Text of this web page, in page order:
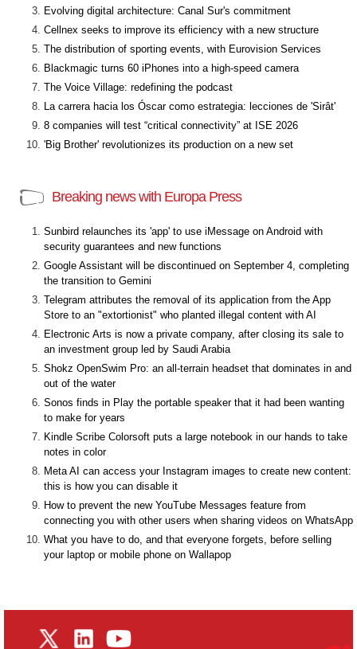
Evolving digital architecture: Canal Sur's commitment
Cellnex seeks to improve its efficiency with a new structure
The distribution of sporting events, with Eurovision Services
Blackmagic turns 60 iPhones into a high-speed camera
The Voice Village: redefining the podcast
La carrera hacia los Óscar como estrategia: lecciones de 'Sirât'
8 companies will test “critical connectivity” at ISE 2026
'Big Brother' revolutionizes its production on a new set
Breaking news with Europa Press
Sunbird relaunches its 'app' to use iMessage on Android with
security guarantees and new functions
Google Assistant will be discontinued on September 4, completing
the transition to Gemini
Telegram attributes the removal of its application from the App
Store to an "extortionist" who planted illegal content with AI
Electronic Arts is now a private company, after closing its sale to
an investment group led by Saudi Arabia
Shokz OpenSwim Pro: an all-terrain headset that dominates in and
out of the water
Sonos finds in Play the portable speaker that it had been wanting
to make for years
Kindle Scribe Colorsoft puts a large notebook in our hands to take
notes in color
Meta AI can access your Instagram images to create new content:
this is how you can disable it
How to prevent the new YouTube Messages feature from
connecting you with other users when sharing videos on WhatsApp
What you have to do, and that everyone forgets, before selling
your laptop or mobile phone on Wallapop